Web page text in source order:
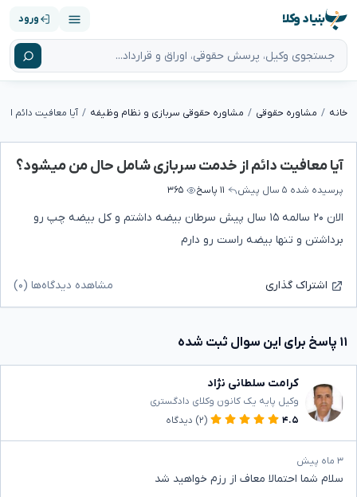
بنیاد وکلا ورود
خانه مشاوره حقوقی مشاوره حقوقی سربازی و نظام وظیفه
آیا معافیت دائم از خدمت سربازی شامل حال من میشود؟
پرسیده شده ۵ سال پیش ۱۱ پاسخ ۳۶۵
الان ۲۰ سالمه ۱۵ سال پیش سرطان بیضه داشتم و کل بیضه چپ رو
برداشتن و تنها بیضه راست رو دارم
اشتراک گذاری مشاهده دیدگاه‌ها (۰)
۱۱ پاسخ برای این سوال ثبت شده
کرامت سلطانی نژاد
وکیل پایه یک کانون وکلای دادگستری
۴.۵
(۲) دیدگاه
۳ ماه پیش
سلام شما احتمالا معاف از رزم خواهید شد